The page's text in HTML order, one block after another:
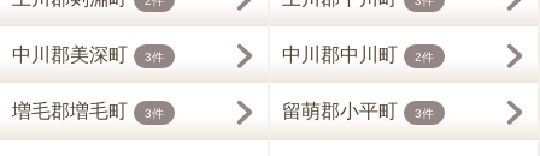
中川郡美深町 3件 中川郡中川町 2件
増毛郡増毛町 3件 留萌郡小平町 3件